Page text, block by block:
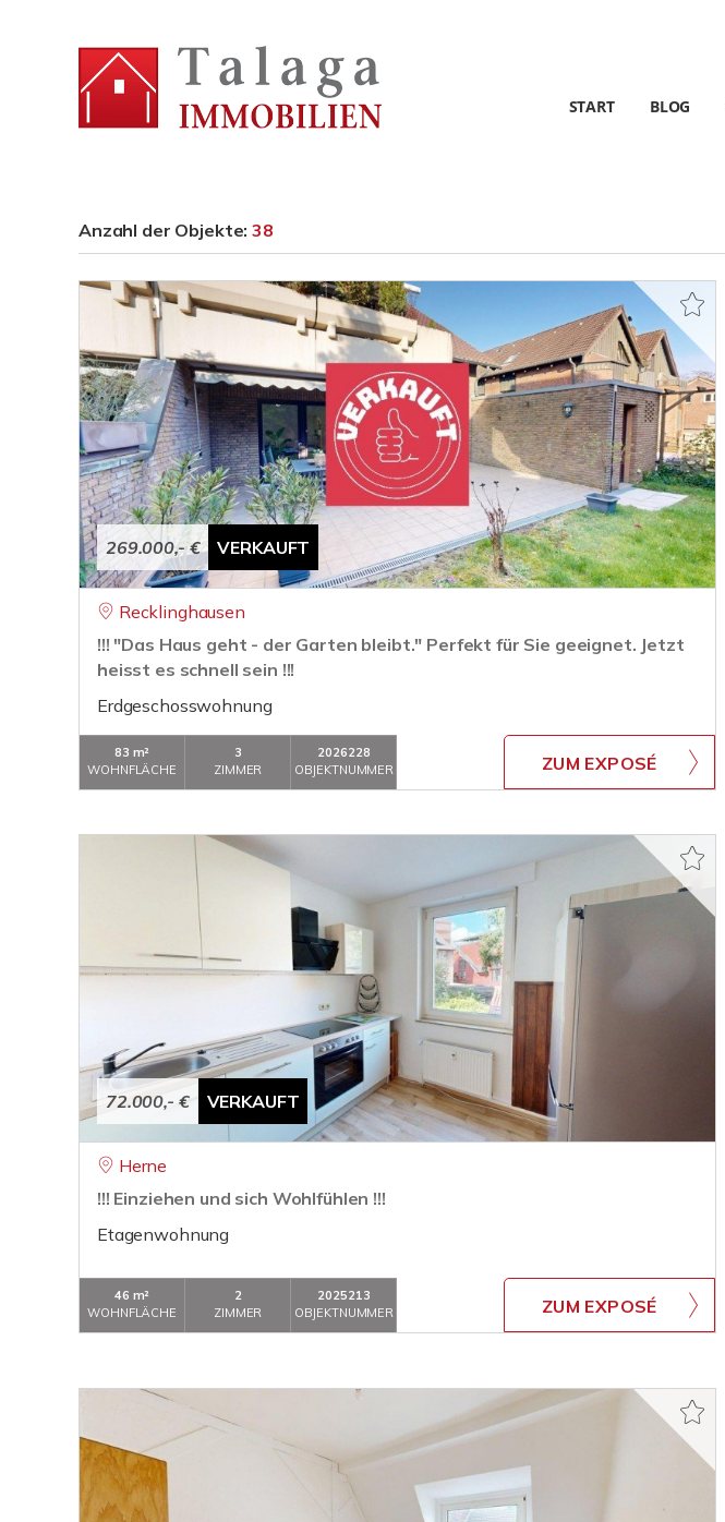
START BLOG
Anzahl der Objekte:38
269.000,- € VERKAUFT
Recklinghausen
!!! "Das Haus geht - der Garten bleibt." Perfekt für Sie geeignet. Jetzt
heisst es schnell sein !!!
Erdgeschosswohnung
83 m²
WOHNFLÄCHE
3
ZIMMER
2026228
OBJEKTNUMMER
ZUM EXPOSÉ
72.000,- € VERKAUFT
Herne
!!! Einziehen und sich Wohlfühlen !!!
Etagenwohnung
46 m²
WOHNFLÄCHE
2
ZIMMER
2025213
OBJEKTNUMMER
ZUM EXPOSÉ